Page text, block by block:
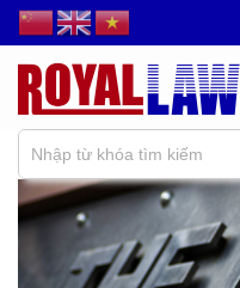
Chuyển
đến
nội
dung